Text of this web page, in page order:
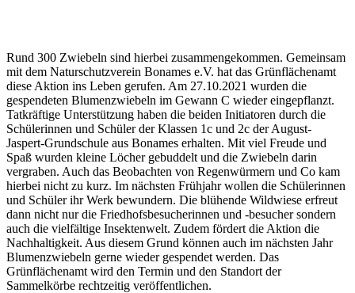
Rund 300 Zwiebeln sind hierbei zusammengekommen. Gemeinsam
mit dem Naturschutzverein Bonames e.V. hat das Grünflächenamt
diese Aktion ins Leben gerufen. Am 27.10.2021 wurden die
gespendeten Blumenzwiebeln im Gewann C wieder eingepflanzt.
Tatkräftige Unterstützung haben die beiden Initiatoren durch die
Schülerinnen und Schüler der Klassen 1c und 2c der August-
Jaspert-Grundschule aus Bonames erhalten. Mit viel Freude und
Spaß wurden kleine Löcher gebuddelt und die Zwiebeln darin
vergraben. Auch das Beobachten von Regenwürmern und Co kam
hierbei nicht zu kurz. Im nächsten Frühjahr wollen die Schülerinnen
und Schüler ihr Werk bewundern. Die blühende Wildwiese erfreut
dann nicht nur die Friedhofsbesucherinnen und -besucher sondern
auch die vielfältige Insektenwelt. Zudem fördert die Aktion die
Nachhaltigkeit. Aus diesem Grund können auch im nächsten Jahr
Blumenzwiebeln gerne wieder gespendet werden. Das
Grünflächenamt wird den Termin und den Standort der
Sammelkörbe rechtzeitig veröffentlichen.